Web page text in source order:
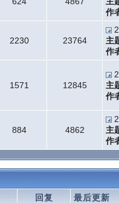
作
2230 23764
主
作
1571 12845
主
作
884 4862
主
作
回复 最后更新